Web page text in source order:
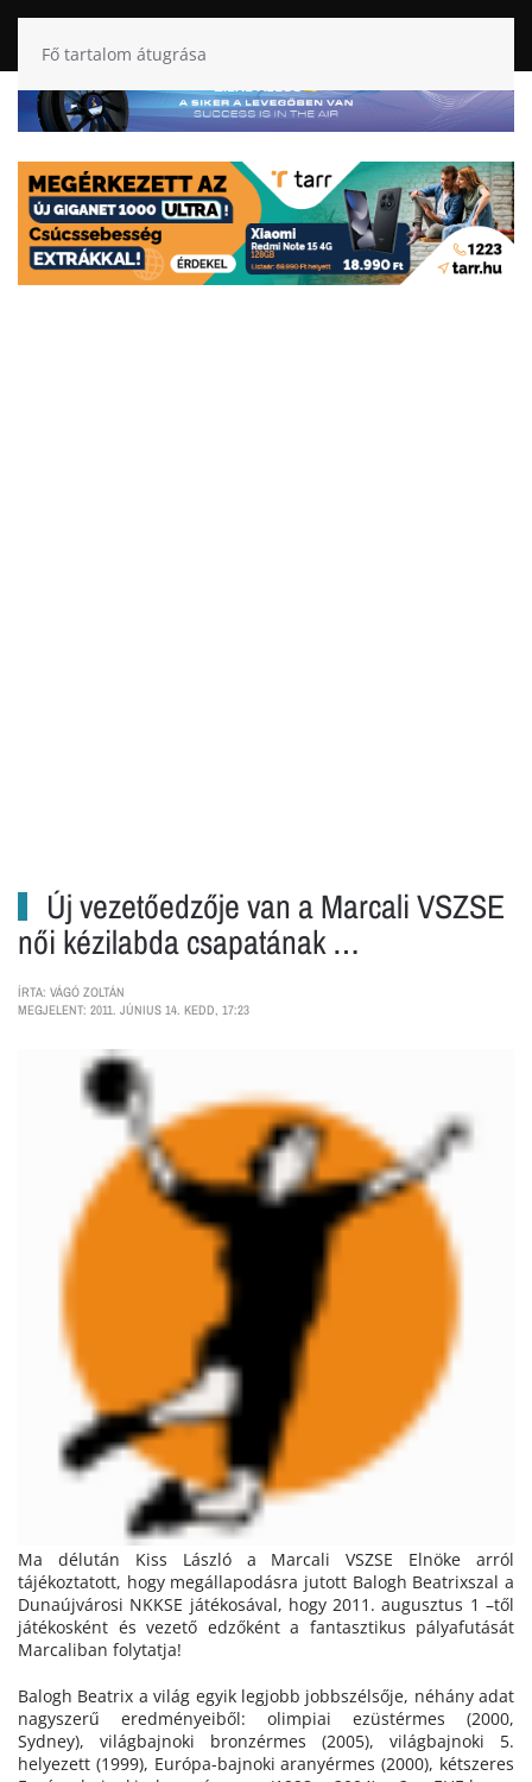
Fő tartalom átugrása
Új vezetőedzője van a Marcali VSZSE
női kézilabda csapatának …
ÍRTA: VÁGÓ ZOLTÁN
MEGJELENT: 2011. JÚNIUS 14. KEDD, 17:23
Ma délután Kiss László a Marcali VSZSE Elnöke arról
tájékoztatott, hogy megállapodásra jutott Balogh Beatrixszal a
Dunaújvárosi NKKSE játékosával, hogy 2011. augusztus 1 –től
játékosként és vezető edzőként a fantasztikus pályafutását
Marcaliban folytatja!
Balogh Beatrix a világ egyik legjobb jobbszélsője, néhány adat
nagyszerű eredményeiből: olimpiai ezüstérmes (2000,
Sydney), világbajnoki bronzérmes (2005), világbajnoki 5.
helyezett (1999), Európa-bajnoki aranyérmes (2000), kétszeres